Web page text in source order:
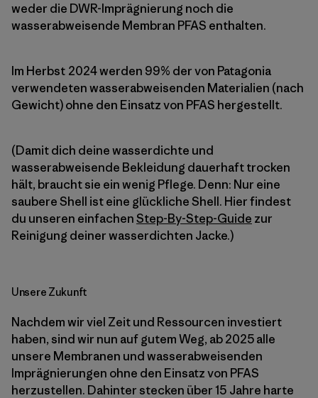
weder die DWR-Imprägnierung noch die
wasserabweisende Membran PFAS enthalten.
Im Herbst 2024 werden 99% der von Patagonia
verwendeten wasserabweisenden Materialien (nach
Gewicht) ohne den Einsatz von PFAS hergestellt.
(Damit dich deine wasserdichte und
wasserabweisende Bekleidung dauerhaft trocken
hält, braucht sie ein wenig Pflege. Denn: Nur eine
saubere Shell ist eine glückliche Shell. Hier findest
du unseren einfachenStep-By-Step-Guide zur
Reinigung deiner wasserdichten Jacke.)
Unsere Zukunft
Nachdem wir viel Zeit und Ressourcen investiert
haben, sind wir nun auf gutem Weg, ab 2025 alle
unsere Membranen und wasserabweisenden
Imprägnierungen ohne den Einsatz von PFAS
herzustellen. Dahinter stecken über 15 Jahre harte